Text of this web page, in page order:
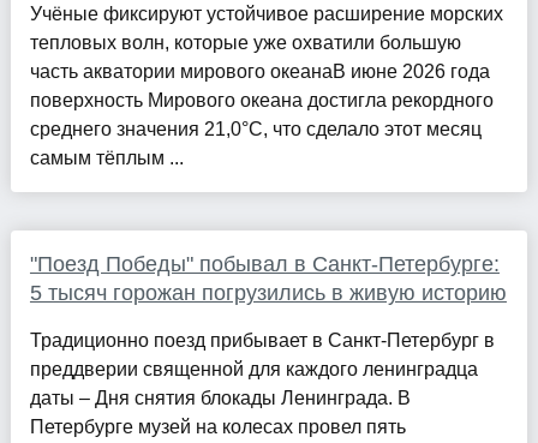
Учёные фиксируют устойчивое расширение морских
тепловых волн, которые уже охватили большую
часть акватории мирового океанаВ июне 2026 года
поверхность Мирового океана достигла рекордного
среднего значения 21,0°C, что сделало этот месяц
самым тёплым ...
"Поезд Победы" побывал в Санкт-Петербурге:
5 тысяч горожан погрузились в живую историю
Традиционно поезд прибывает в Санкт-Петербург в
преддверии священной для каждого ленинградца
даты – Дня снятия блокады Ленинграда. В
Петербурге музей на колесах провел пять